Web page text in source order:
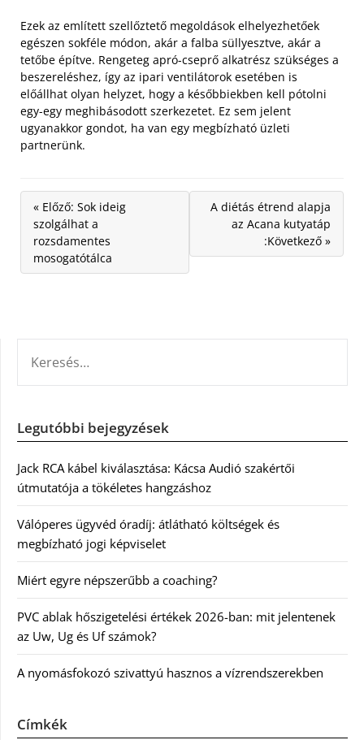
Ezek az említett szellőztető megoldások elhelyezhetőek
egészen sokféle módon, akár a falba süllyesztve, akár a
tetőbe építve. Rengeteg apró-cseprő alkatrész szükséges a
beszereléshez, így az ipari ventilátorok esetében is
előállhat olyan helyzet, hogy a későbbiekben kell pótolni
egy-egy meghibásodott szerkezetet. Ez sem jelent
ugyanakkor gondot, ha van egy megbízható üzleti
partnerünk.
« Előző: Sok ideig
szolgálhat a
rozsdamentes
mosogatótálca
A diétás étrend alapja
az Acana kutyatáp
:Következő »
Legutóbbi bejegyzések
Jack RCA kábel kiválasztása: Kácsa Audió szakértői
útmutatója a tökéletes hangzáshoz
Válóperes ügyvéd óradíj: átlátható költségek és
megbízható jogi képviselet
Miért egyre népszerűbb a coaching?
PVC ablak hőszigetelési értékek 2026-ban: mit jelentenek
az Uw, Ug és Uf számok?
A nyomásfokozó szivattyú hasznos a vízrendszerekben
Címkék